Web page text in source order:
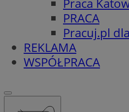
PRACA
Pracuj.pl
REKLAMA
WSPÓŁPRACA